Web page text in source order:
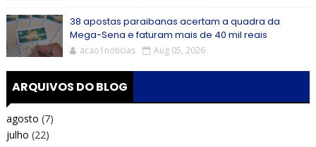
38 apostas paraibanas acertam a quadra da
Mega-Sena e faturam mais de 40 mil reais
acao1noticias Aug 05, 2026
ARQUIVOS DO BLOG
agosto (7)
julho (22)